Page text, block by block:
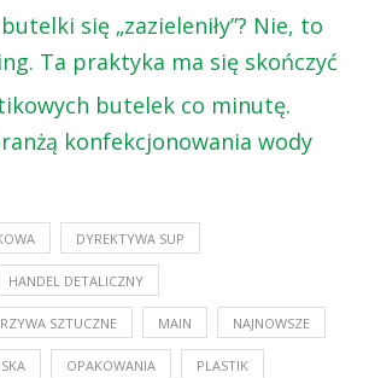
się „zazieleniły”? Nie, to
Ta praktyka ma się skończyć
butelek co minutę.
konfekcjonowania wody
DYREKTYWA SUP
HANDEL DETALICZNY
SZTUCZNE MAIN NAJNOWSZE
OPAKOWANIA PLASTIK